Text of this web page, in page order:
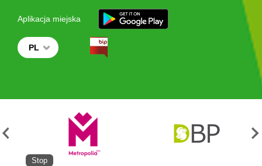
Aplikacja miejska
PL
Stop